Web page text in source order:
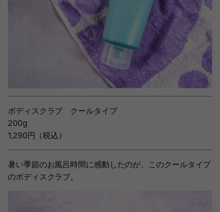
ボディスクラブ クールタイプ
200g
1,290円（税込）
暑い季節のお風呂時間に感動したのが、このクールタイプ
のボディスクラブ。